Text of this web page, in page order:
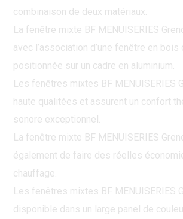
combinaison de deux matériaux.
La fenêtre mixte BF MENUISERIES
avec l’association d’une fenêtre en bois
positionnée sur un cadre en aluminium.
Les fenêtres mixtes BF MENUISERIES
haute qualitées et assurent un confort
sonore exceptionnel.
La fenêtre mixte BF MENUISERIES
également de faire des réelles
chauffage.
Les fenêtres mixtes BF MENUISERIES
disponible dans un large panel de